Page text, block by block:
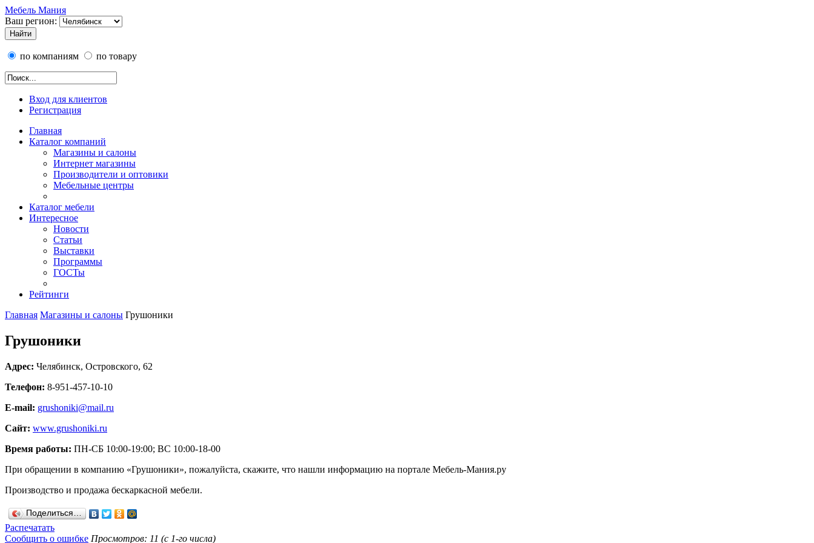
Мебель Мания
Ваш регион:
по компаниям по товару
Вход для клиентов
Регистрация
Главная
Каталог компаний
Магазины и салоны
Интернет магазины
Производители и оптовики
Мебельные центры
Каталог мебели
Интересное
Новости
Статьи
Выставки
Программы
ГОСТы
Рейтинги
Главная Магазины и салоны Грушоники
Грушоники
Адрес: Челябинск, Островского, 62
Телефон: 8-951-457-10-10
E-mail: grushoniki@mail.ru
Сайт: www.grushoniki.ru
Время работы: ПН-СБ 10:00-19:00; ВС 10:00-18-00
При обращении в компанию «Грушоники», пожалуйста, скажите, что нашли информацию на портале Мебель-Мания.ру
Производство и продажа бескаркасной мебели.
Поделиться…
Распечатать
Сообщить о ошибке Просмотров: 11 (с 1-го числа)